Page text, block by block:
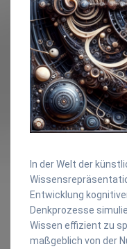
In der Welt der
Entwicklung
Denkprozesse
Wissen effizient zu
maßgeblich von der